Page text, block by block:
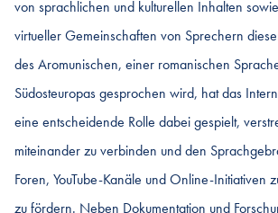
von sprachlichen und kulturellen Inhalten
virtueller Gemeinschaften von Sprechern
des Aromunischen, einer romanischen
Südosteuropas gesprochen wird, hat das
eine entscheidende Rolle dabei gespielt,
miteinander zu verbinden und den
Foren, YouTube-Kanäle und Online-Initiativen
zu fördern. Neben Dokumentation und